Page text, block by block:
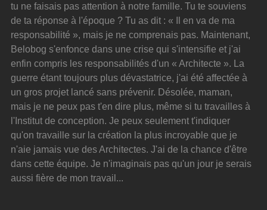
tu ne faisais pas attention à notre famille. Tu te souviens
de ta réponse à l'époque ? Tu as dit : « Il en va de ma
responsabilité », mais je ne comprenais pas. Maintenant,
Belobog s'enfonce dans une crise qui s'intensifie et j'ai
enfin compris les responsabilités d'un « Architecte ». La
guerre étant toujours plus dévastatrice, j'ai été affectée à
un gros projet lancé sans prévenir. Désolée, maman,
mais je ne peux pas t'en dire plus, même si tu travailles à
l'Institut de conception. Je peux seulement t'indiquer
qu'on travaille sur la création la plus incroyable que je
n'aie jamais vue des Architectes. J'ai de la chance d'être
dans cette équipe. Je n'imaginais pas qu'un jour je serais
aussi fière de mon travail...